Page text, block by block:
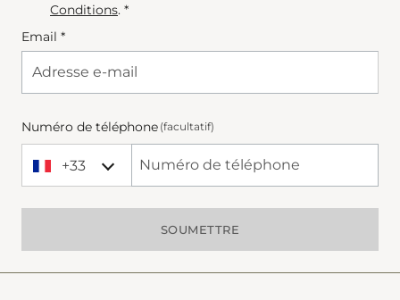
Conditions. *
Email *
Numéro de téléphone (facultatif)
+33
+33 France
Phone Number
SOUMETTRE